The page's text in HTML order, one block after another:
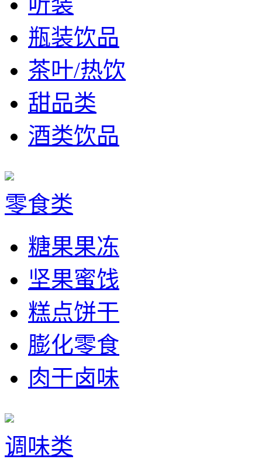
瓶装饮品
茶叶/热饮
甜品类
酒类饮品
零食类
糖果果冻
坚果蜜饯
糕点饼干
膨化零食
肉干卤味
调味类